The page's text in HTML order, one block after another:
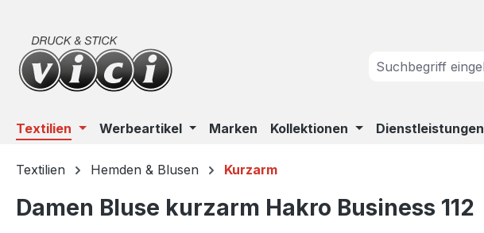
Textilien Werbeartikel Marken Kollektionen Dienstleistungen
Textilien Hemden & Blusen Kurzarm
Damen Bluse kurzarm Hakro Business 112